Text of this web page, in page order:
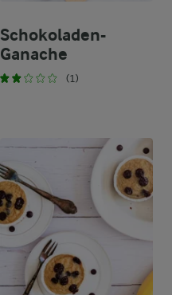
Schokoladen-
Ganache
(1)